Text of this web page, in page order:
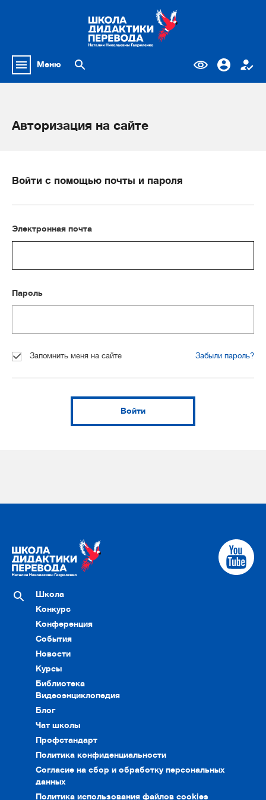
Меню
Авторизация на сайте
Войти с помощью почты и пароля
Электронная почта
Пароль
Запомнить меня на сайте Забыли пароль?
Войти
Школа
Конкурс
Конференция
События
Новости
Курсы
Библиотека
Видеоэнциклопедия
Блог
Чат школы
Профстандарт
Политика конфиденциальности
Согласие на сбор и обработку персональных
данных
Политика использования файлов cookies